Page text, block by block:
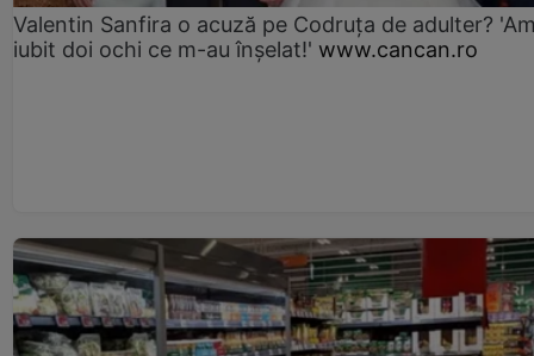
Valentin Sanfira o acuză pe Codruța de adulter?
iubit doi ochi ce m-au înșelat!' www.cancan.ro